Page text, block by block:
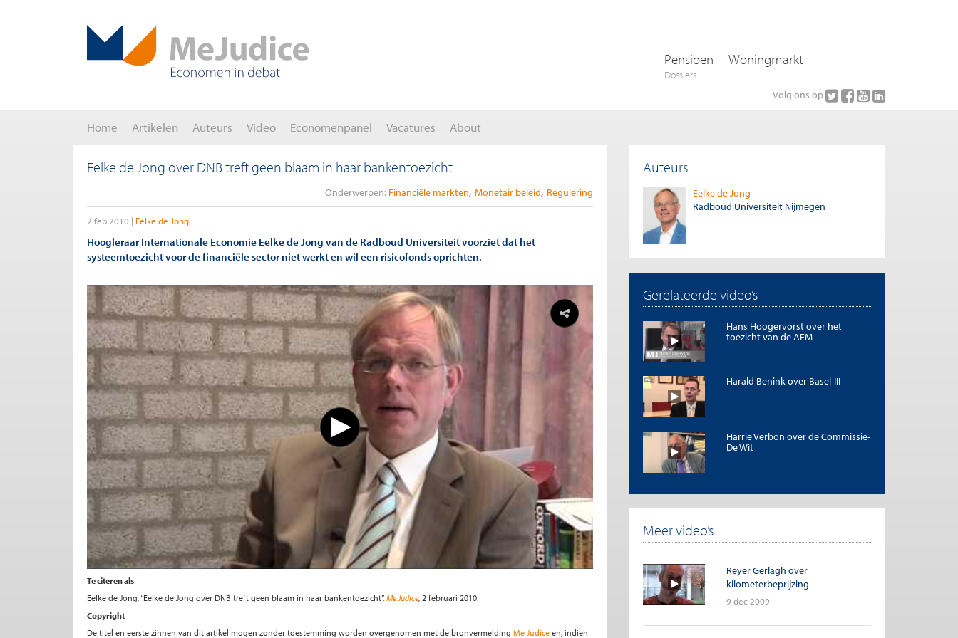
Pensioen Woningmarkt
Dossiers
Volg ons op
Home Artikelen Auteurs Video Economenpanel Vacatures About
Eelke de Jong over DNB treft geen blaam in haar bankentoezicht
Onderwerpen: Financiële markten Monetair beleid Regulering
2 feb 2010 Eelke de Jong
Hoogleraar Internationale Economie Eelke de Jong van de Radboud Universiteit voorziet dat het
systeemtoezicht voor de financiële sector niet werkt en wil een risicofonds oprichten.
Te citeren als
Eelke de Jong, “Eelke de Jong over DNB treft geen blaam in haar bankentoezicht”, Me Judice, 2 februari 2010.
Copyright
De titel en eerste zinnen van dit artikel mogen zonder toestemming worden overgenomen met de bronvermelding Me Judice en, indien
Auteurs
Eelke de Jong
Radboud Universiteit Nijmegen
Gerelateerde video’s
Hans Hoogervorst over het
toezicht van de AFM
Harald Benink over Basel-III
Harrie Verbon over de Commissie-
De Wit
Meer video’s
Reyer Gerlagh over
kilometerbeprijzing
9 dec 2009